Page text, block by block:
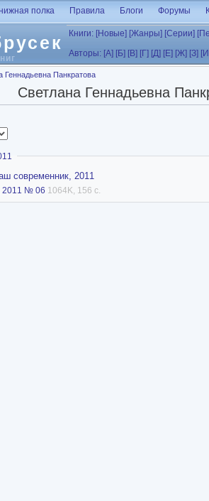
полка Правила Блоги Форумы
Книги: [Новые] [Жанры] [Серии]
Авторы: [А] [Б] [В] [Г] [Д] [Е] [Ж] [З]
Геннадьевна Панкратова
Светлана Геннадьевна
современник, 2011
2011 № 06 1064K, 156 с.